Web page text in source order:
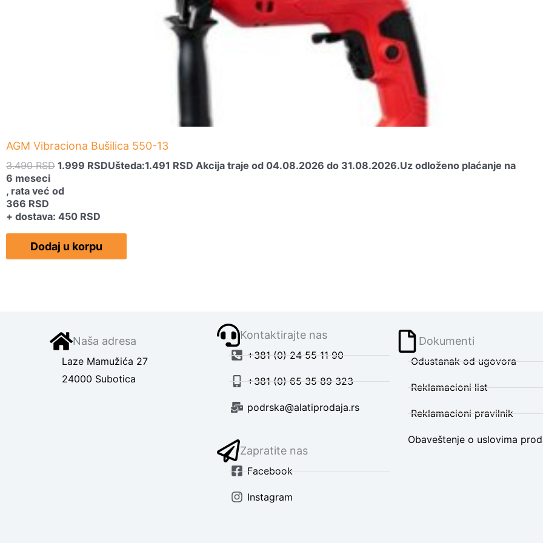
AGM Vibraciona Bušilica 550-13
3.490RSD 1.999 RSDUšteda:1.491 RSD Akcija traje od 04.08.2026 do 31.08.2026.Uz odloženo plaćanje na
6 meseci
, rata već od
366 RSD
+ dostava: 450 RSD
Dodaj u korpu
Naša adresa
Laze Mamužića 27
24000 Subotica
Kontaktirajte nas
+381 (0) 24 55 11 90
+381 (0) 65 35 89 323
podrska@alatiprodaja.rs
Zapratite nas
Facebook
Instagram
Dokumenti
Odustanak od ugovora
Reklamacioni list
Reklamacioni pravilnik
Obaveštenje o uslovima